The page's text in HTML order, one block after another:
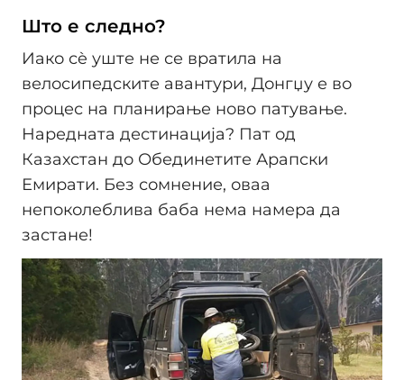
Што е следно?
Иако сè уште не се вратила на
велосипедските авантури, Донгџу е во
процес на планирање ново патување.
Наредната дестинација? Пат од
Казахстан до Обединетите Арапски
Емирати. Без сомнение, оваа
непоколеблива баба нема намера да
застане!